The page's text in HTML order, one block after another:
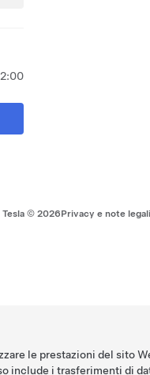
Tesla © 2026Privacy e note legali
le prestazioni del sito
include i trasferimenti di